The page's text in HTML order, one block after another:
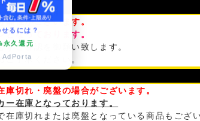
性がございます。
なっております。
ご確認を御願い致します。
ご了承ください。
切れ・廃盤の場合がございます。
在庫となっております。
庫切れまたは廃盤となっている商品もござい
るには？
永久還元
AdPorta